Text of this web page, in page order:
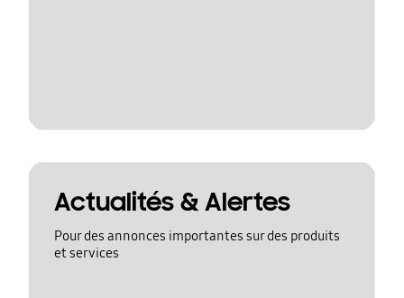
Actualités & Alertes
Pour des annonces importantes sur des produits
et services